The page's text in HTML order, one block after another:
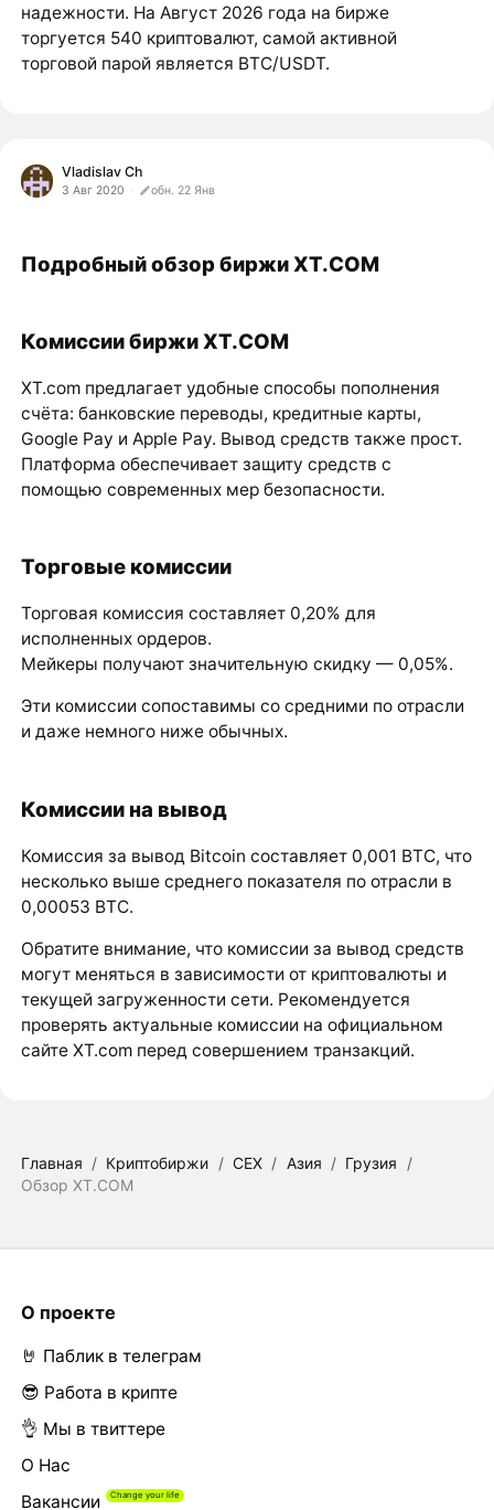
надежности. На Август 2026 года на бирже
торгуется 540 криптовалют, самой активной
торговой парой является BTC/USDT.
Vladislav Ch
3 Авг 2020 обн. 22 Янв
Подробный обзор биржи XT.COM
Комиссии биржи XT.COM
XT.com предлагает удобные способы пополнения
счёта: банковские переводы, кредитные карты,
Google Pay и Apple Pay. Вывод средств также прост.
Платформа обеспечивает защиту средств с
помощью современных мер безопасности.
Торговые комиссии
Торговая комиссия составляет 0,20% для
исполненных ордеров.
Мейкеры получают значительную скидку — 0,05%.
Эти комиссии сопоставимы со средними по отрасли
и даже немного ниже обычных.
Комиссии на вывод
Комиссия за вывод Bitcoin составляет 0,001 BTC, что
несколько выше среднего показателя по отрасли в
0,00053 BTC.
Обратите внимание, что комиссии за вывод средств
могут меняться в зависимости от криптовалюты и
текущей загруженности сети. Рекомендуется
проверять актуальные комиссии на официальном
сайте XT.com перед совершением транзакций.
Главная / Криптобиржи / CEX / Азия / Грузия
/
Обзор XT.COM
О проекте
🤘 Паблик в телеграм
😎 Работа в крипте
👌 Мы в твиттере
О Нас
Вакансии